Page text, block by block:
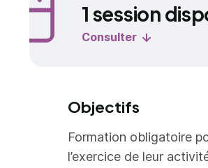
1 session
Consulter
Objectifs
Formation obligatoire
l’exercice de leur